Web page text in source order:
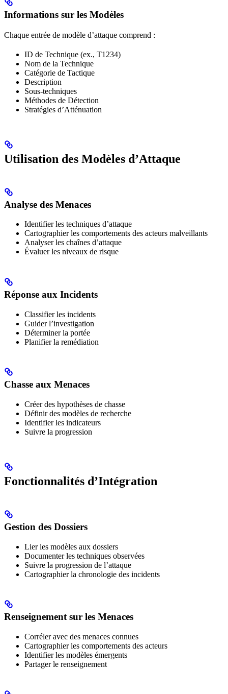
Informations sur les Modèles
Chaque entrée de modèle d’attaque comprend :
ID de Technique (ex., T1234)
Nom de la Technique
Catégorie de Tactique
Description
Sous-techniques
Méthodes de Détection
Stratégies d’Atténuation
Utilisation des Modèles d’Attaque
Analyse des Menaces
Identifier les techniques d’attaque
Cartographier les comportements des acteurs malveillants
Analyser les chaînes d’attaque
Évaluer les niveaux de risque
Réponse aux Incidents
Classifier les incidents
Guider l’investigation
Déterminer la portée
Planifier la remédiation
Chasse aux Menaces
Créer des hypothèses de chasse
Définir des modèles de recherche
Identifier les indicateurs
Suivre la progression
Fonctionnalités d’Intégration
Gestion des Dossiers
Lier les modèles aux dossiers
Documenter les techniques observées
Suivre la progression de l’attaque
Cartographier la chronologie des incidents
Renseignement sur les Menaces
Corréler avec des menaces connues
Cartographier les comportements des acteurs
Identifier les modèles émergents
Partager le renseignement